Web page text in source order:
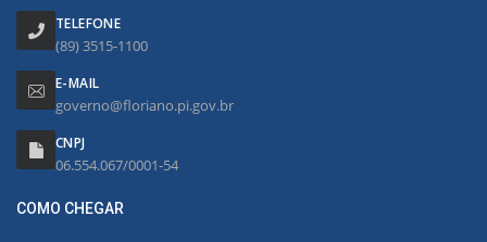
TELEFONE
(89) 3515-1100
E-MAIL
governo@floriano.pi.gov.br
CNPJ
06.554.067/0001-54
COMO CHEGAR